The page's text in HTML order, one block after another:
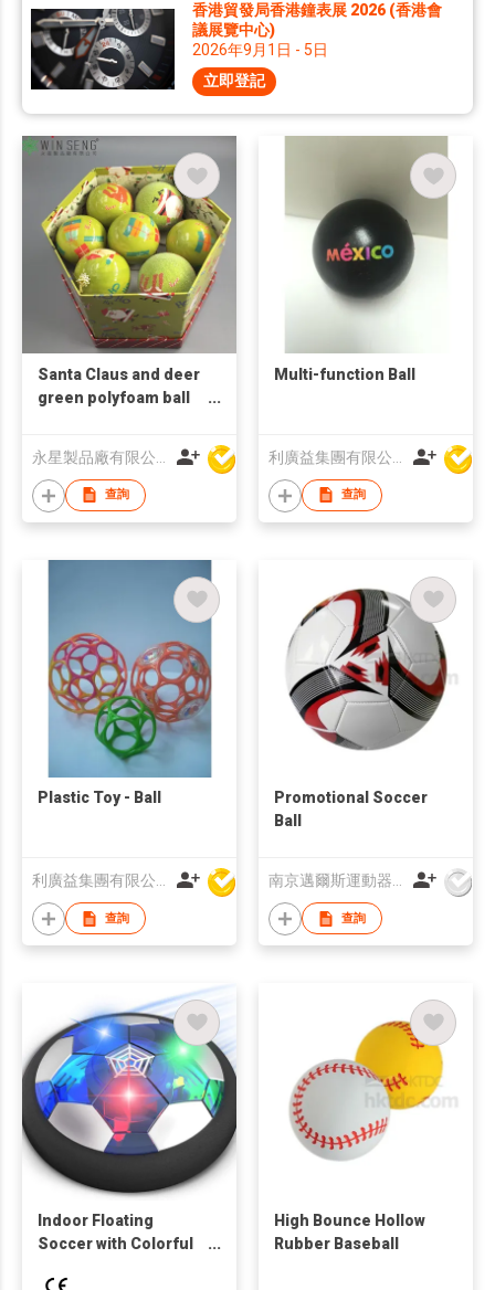
香港貿發局香港鐘表展 2026 (香港會
議展覽中心)
2026年9月1日 - 5日
立即登記
Santa Claus and deer
green polyfoam ball
查詢
Multi-function Ball
查詢
Plastic Toy - Ball
查詢
Promotional Soccer
Ball
查詢
Indoor Floating
Soccer with Colorful
High Bounce Hollow
Rubber Baseball